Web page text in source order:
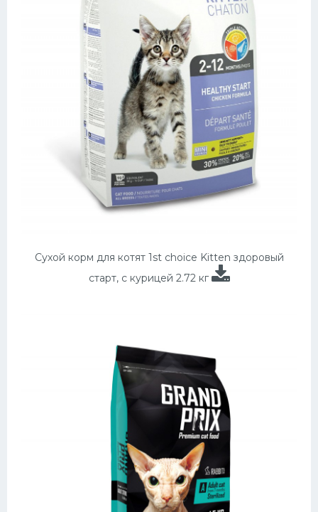
Сухой корм для котят 1st choice Kitten здоровый
старт, с курицей 2.72 кг